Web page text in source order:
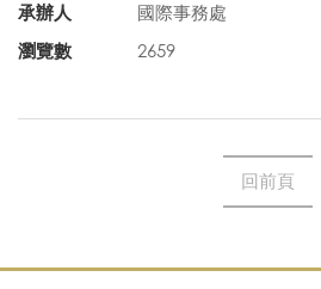
承辦人
國際事務處
瀏覽數
2659
回前頁